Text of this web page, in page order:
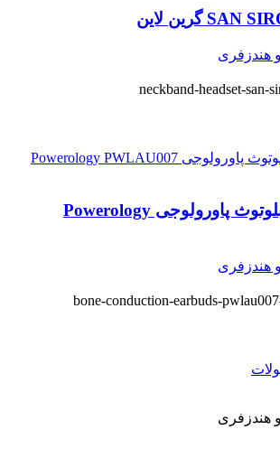
هندزفری
neckband-headset-san-
هندزفری القایی بلوتوث پاورولوجی Powerology
هندزفری
bone-conduction-earbuds-
هندزفری